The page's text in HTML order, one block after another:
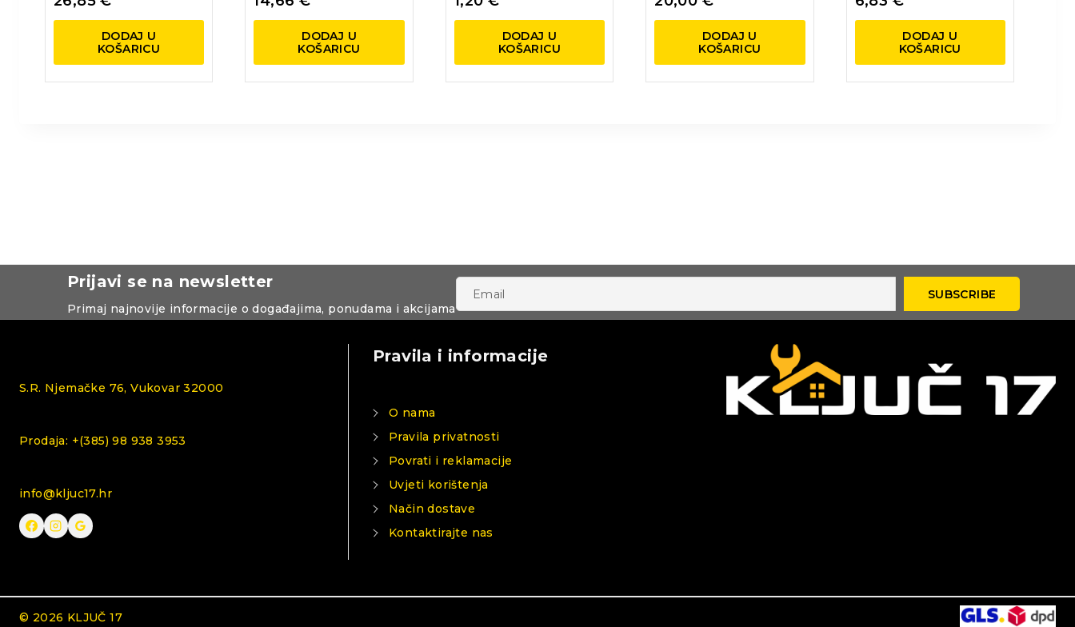
DODAJ U
KOŠARICU
DODAJ U
KOŠARICU
DODAJ U
KOŠARICU
DODAJ U
KOŠARICU
DODAJ U
KOŠARICU
Prijavi se na newsletter
Primaj najnovije informacije o događajima, ponudama i akcijama
S.R. Njemačke 76, Vukovar 32000
Prodaja: +(385) 98 938 3953
info@kljuc17.hr
Pravila i informacije
O nama
Pravila privatnosti
Povrati i reklamacije
Uvjeti korištenja
Način dostave
Kontaktirajte nas
© 2026 KLJUČ 17